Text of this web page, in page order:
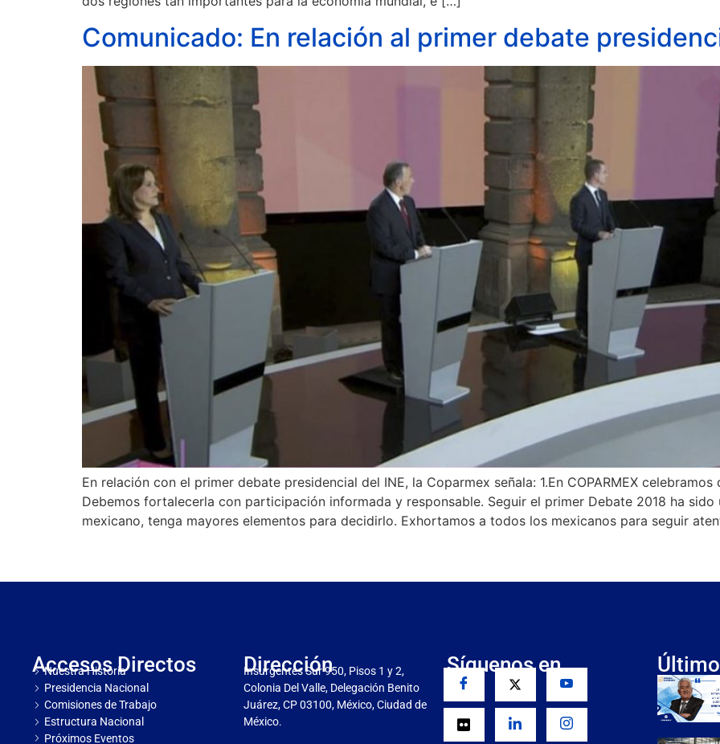
Comunicado: En relación al primer debate
En relación con el primer debate presidencial del INE, la Coparmex señala: 1.En COPARMEX
Debemos fortalecerla con participación informada y responsable. Seguir el primer Debate 2018 ha
mexicano, tenga mayores elementos para decidirlo. Exhortamos a todos los mexicanos para seguir
Accesos Directos
Nuestra Historia
Presidencia Nacional
Comisiones de Trabajo
Estructura Nacional
Próximos Eventos
Dirección
Insurgentes Sur 950, Pisos 1 y 2,
Colonia Del Valle, Delegación Benito
Juárez, CP 03100, México, Ciudad de
México.
Síguenos en